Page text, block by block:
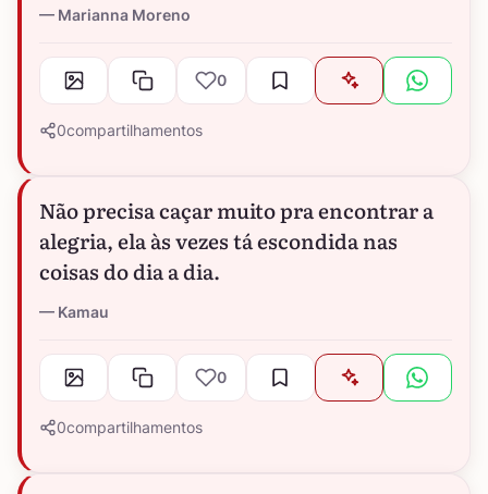
Marianna Moreno
0
0compartilhamentos
Não precisa caçar muito pra encontrar a
alegria, ela às vezes tá escondida nas
coisas do dia a dia.
Kamau
0
0compartilhamentos